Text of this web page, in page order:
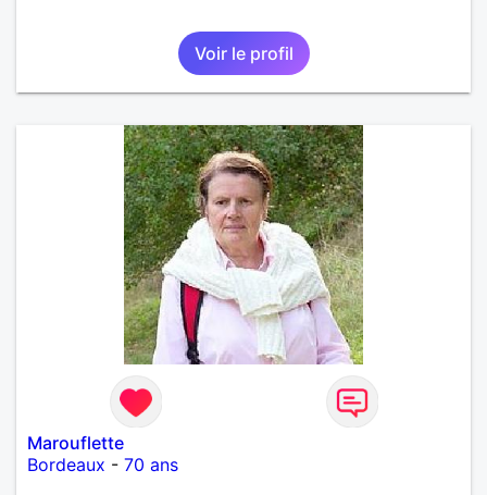
Voir le profil
Marouflette
Bordeaux - 70 ans